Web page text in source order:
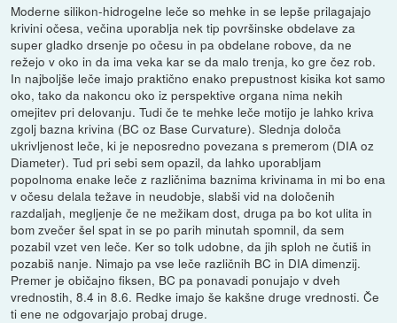
Moderne silikon-hidrogelne leče so mehke in se lepše prilagajajo
krivini očesa, večina uporablja nek tip površinske obdelave za
super gladko drsenje po očesu in pa obdelane robove, da ne
režejo v oko in da ima veka kar se da malo trenja, ko gre čez rob.
In najboljše leče imajo praktično enako prepustnost kisika kot samo
oko, tako da nakoncu oko iz perspektive organa nima nekih
omejitev pri delovanju. Tudi če te mehke leče motijo je lahko kriva
zgolj bazna krivina (BC oz Base Curvature). Slednja določa
ukrivljenost leče, ki je neposredno povezana s premerom (DIA oz
Diameter). Tud pri sebi sem opazil, da lahko uporabljam
popolnoma enake leče z različnima baznima krivinama in mi bo ena
v očesu delala težave in neudobje, slabši vid na določenih
razdaljah, megljenje če ne mežikam dost, druga pa bo kot ulita in
bom zvečer šel spat in se po parih minutah spomnil, da sem
pozabil vzet ven leče. Ker so tolk udobne, da jih sploh ne čutiš in
pozabiš nanje. Nimajo pa vse leče različnih BC in DIA dimenzij.
Premer je običajno fiksen, BC pa ponavadi ponujajo v dveh
vrednostih, 8.4 in 8.6. Redke imajo še kakšne druge vrednosti. Če
ti ene ne odgovarjajo probaj druge.